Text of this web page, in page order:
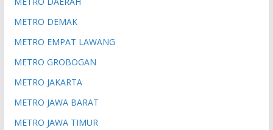
METRO DEMAK
METRO EMPAT LAWANG
METRO GROBOGAN
METRO JAKARTA
METRO JAWA BARAT
METRO JAWA TIMUR